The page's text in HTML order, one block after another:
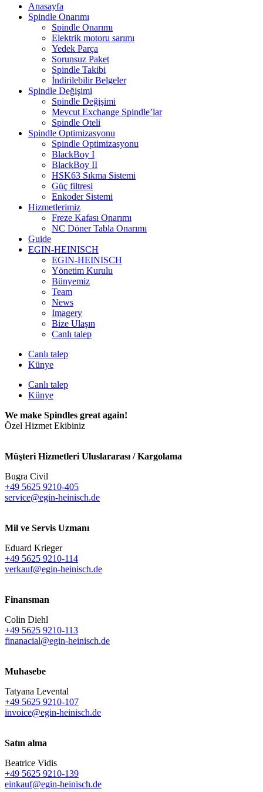
Anasayfa
Spindle Onarımı
Spindle Onarımı
Elektrik motoru sarımı
Yedek Parça
Sorunsuz Paket
Spindle Takibi
İndirilebilir Belgeler
Spindle Değişimi
Spindle Değişimi
Mevcut Exchange Spindle’lar
Spindle Oteli
Spindle Optimizasyonu
Spindle Optimizasyonu
BlackBoy I
BlackBoy II
HSK63 Sıkma Sistemi
Güç filtresi
Enkoder Sistemi
Hizmetlerimiz
Freze Kafası Onarımı
NC Döner Tabla Onarımı
Guide
EGIN-HEINISCH
EGIN-HEINISCH
Yönetim Kurulu
Bünyemiz
Team
News
Imagery
Bize Ulaşın
Canlı talep
Canlı talep
Künye
Canlı talep
Künye
We make Spindles great again!
Özel Hizmet Ekibiniz
Müşteri Hizmetleri Uluslararası / Kargolama
Bugra Civil
+49 5625 9210-405
service@egin-heinisch.de
Mil ve Servis Uzmanı
Eduard Krieger
+49 5625 9210-114
verkauf@egin-heinisch.de
Finansman
Colin Diehl
+49 5625 9210-113
finanacial@egin-heinisch.de
Muhasebe
Tatyana Levental
+49 5625 9210-107
invoice@egin-heinisch.de
Satın alma
Beatrice Vidis
+49 5625 9210-139
einkauf@egin-heinisch.de